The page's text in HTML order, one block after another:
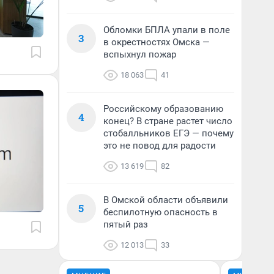
3
Обломки БПЛА упали в поле
в окрестностях Омска —
вспыхнул пожар
18 063 41
4
Российскому образованию
конец? В стране растет число
стобалльников ЕГЭ — почему
это не повод для радости
13 619 82
5
В Омской области объявили
беспилотную опасность в
пятый раз
12 013 33